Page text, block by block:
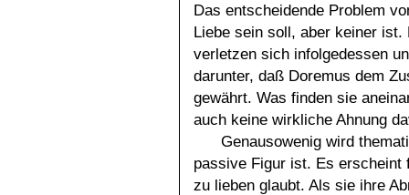
Das entscheidende Problem
Liebe sein soll, aber keiner
verletzen sich infolgedessen
darunter, daß Doremus dem
gewährt. Was finden sie
auch keine wirkliche Ahnung
Genausowenig wird
passive Figur ist. Es erscheint
zu lieben glaubt. Als sie ihre